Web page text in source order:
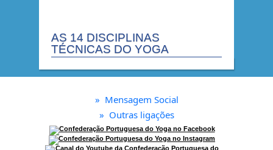
AS 14 DISCIPLINAS
TÉCNICAS DO YOGA
» Mensagem Social
» Outras ligações